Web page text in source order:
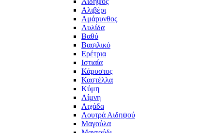
Αλιβέρι
Αμάρυνθος
Αυλίδα
Βαθύ
Βασιλικό
Ερέτρια
Ιστιαία
Κάρυστος
Καστέλλα
Κύμη
Λίμνη
Λιχάδα
Λουτρά Αιδηψού
Μαγούλα